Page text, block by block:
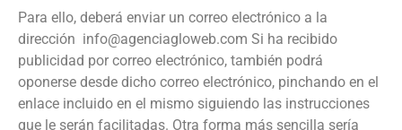
Para ello, deberá enviar un correo electrónico a la
dirección info@agenciagloweb.com Si ha recibido
publicidad por correo electrónico, también podrá
oponerse desde dicho correo electrónico, pinchando en el
enlace incluido en el mismo siguiendo las instrucciones
que le serán facilitadas. Otra forma más sencilla sería